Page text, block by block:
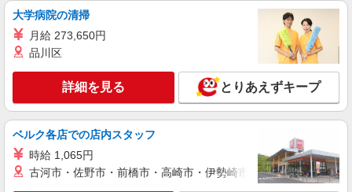
山手駅｜日払いOK！日収1.2万円超え×サ高住
時給1600円〜2250円 ＜日払い有/週払い有/交
横浜市中区本牧町｜山手駅
キープ 詳細を見る
派遣社員
株式会社kotrio /●YK-H-2067687
向かう先は笑顔の待つ場所！デイサービスのサ
大学病院の清掃
月給 273,650円
品川区
詳細を見る とりあえずキープ
ベルク各店での店内スタッフ
時給 1,065円
古河市・佐野市・前橋市・高崎市・伊勢崎市・太田市・館林市